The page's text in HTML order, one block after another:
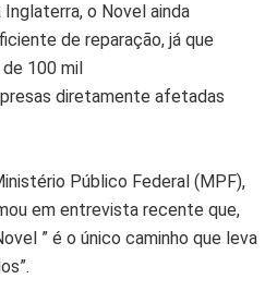
o Novel ainda
de reparação, já que
100 mil
diretamente afetadas
Público Federal (MPF),
em entrevista recente que,
” é o único caminho que leva